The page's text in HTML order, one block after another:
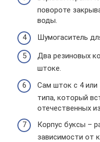
повороте
воды.
Шумогаситель
Два резиновых
штоке.
Сам шток с 4 или
типа, который
отечественных
Корпус буксы –
зависимости от